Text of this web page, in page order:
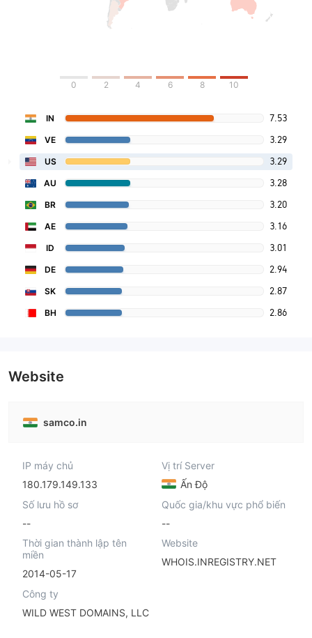
0 2 4 6 8 10
IN 7.53
VE 3.29
US 3.29
AU 3.28
BR 3.20
AE 3.16
ID 3.01
DE 2.94
SK 2.87
BH 2.86
Website
samco.in
IP máy chủ
180.179.149.133
Vị trí Server
Ấn Độ
Số lưu hồ sơ
--
Quốc gia/khu vực phổ biến
--
Thời gian thành lập tên
miền
2014-05-17
Website
WHOIS.INREGISTRY.NET
Công ty
WILD WEST DOMAINS, LLC